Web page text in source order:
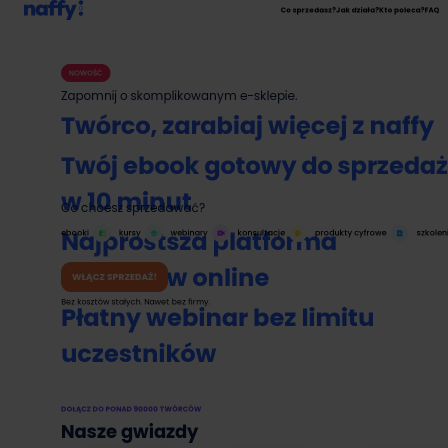
Co sprzedasz?Jak działa?Kto poleca?FAQ
NOWOŚĆ
Zapomnij o skomplikowanym e-sklepie.
Twórco, zarabiaj więcej z naffy
Twój ebook gotowy do
w 10 minut
Najprostsza platforma
do kursów online
Płatny webinar bez limitu
uczestników
Zamień swój produkt cyfrowy
Co chcesz sprzedawać?
ebooki kursy webinary konsultacje produkty cyfrowe
WŁĄCZ SPRZEDAŻ!
Bez kosztów stałych. Nawet bez firmy.
DOŁĄCZ DO PONAD 90000 TWÓRCÓW
Nasze gwiazdy